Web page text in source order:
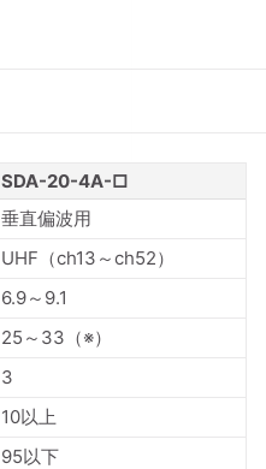
SDA-20-4A-□
垂直偏波用
UHF（ch13～ch52）
6.9～9.1
25～33（※）
3
10以上
95以下